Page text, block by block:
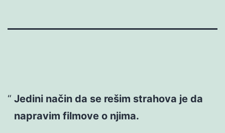
Jedini način da se rešim strahova je da
napravim filmove o njima.